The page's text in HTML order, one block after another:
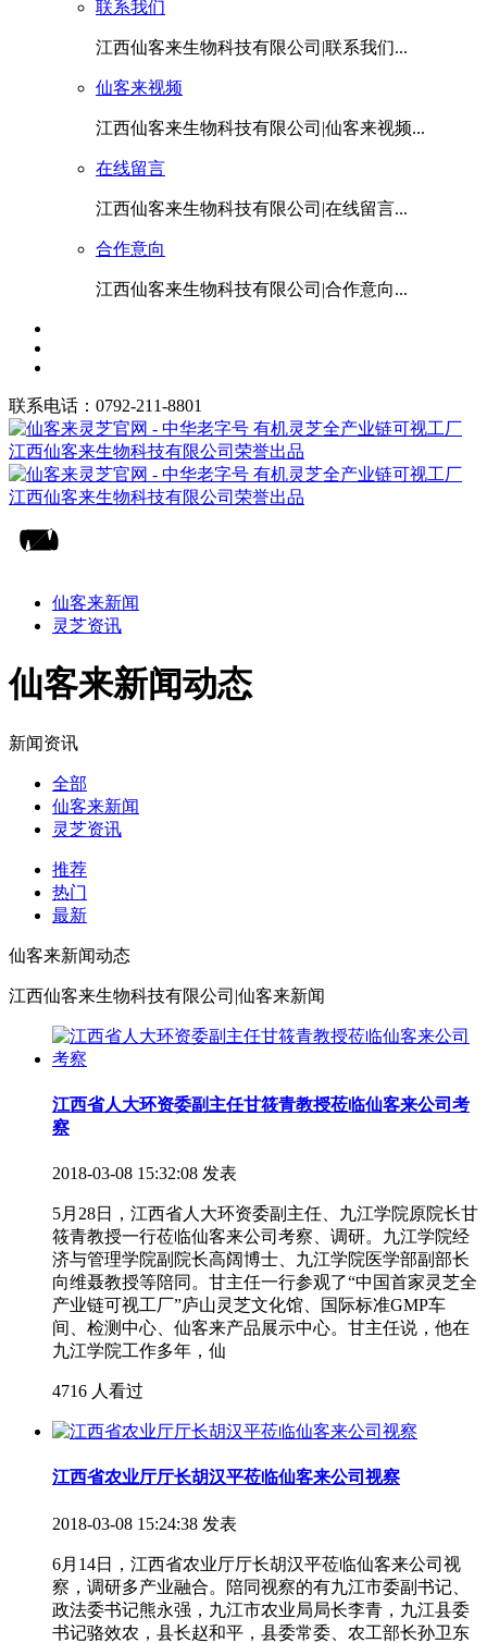
联系我们
江西仙客来生物科技有限公司|联系我们...
仙客来视频
江西仙客来生物科技有限公司|仙客来视频...
在线留言
江西仙客来生物科技有限公司|在线留言...
合作意向
江西仙客来生物科技有限公司|合作意向...
联系电话：0792-211-8801
仙客来新闻
灵芝资讯
仙客来新闻动态
新闻资讯
全部
仙客来新闻
灵芝资讯
推荐
热门
最新
仙客来新闻动态
江西仙客来生物科技有限公司|仙客来新闻
江西省人大环资委副主任甘筱青教授莅临仙客来公司考
察
2018-03-08 15:32:08 发表
5月28日，江西省人大环资委副主任、九江学院原院长甘
筱青教授一行莅临仙客来公司考察、调研。九江学院经
济与管理学院副院长高阔博士、九江学院医学部副部长
向维聂教授等陪同。甘主任一行参观了“中国首家灵芝全
产业链可视工厂”庐山灵芝文化馆、国际标准GMP车
间、检测中心、仙客来产品展示中心。甘主任说，他在
九江学院工作多年，仙
4716 人看过
江西省农业厅厅长胡汉平莅临仙客来公司视察
2018-03-08 15:24:38 发表
6月14日，江西省农业厅厅长胡汉平莅临仙客来公司视
察，调研多产业融合。陪同视察的有九江市委副书记、
政法委书记熊永强，九江市农业局局长李青，九江县委
书记骆效农，县长赵和平，县委常委、农工部长孙卫东